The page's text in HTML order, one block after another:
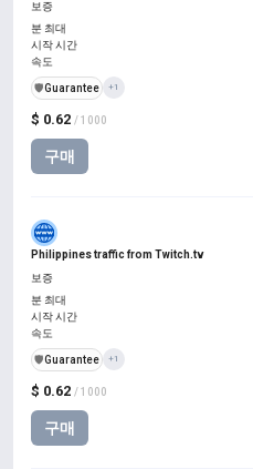
$ 0.62 / 1000
구매
보증
분 최대
시작 시간
속도
️🛡️Guarantee +1
Philippines traffic from Twitch.tv
$ 0.62 / 1000
구매
보증
분 최대
시작 시간
속도
️🛡️Guarantee +1